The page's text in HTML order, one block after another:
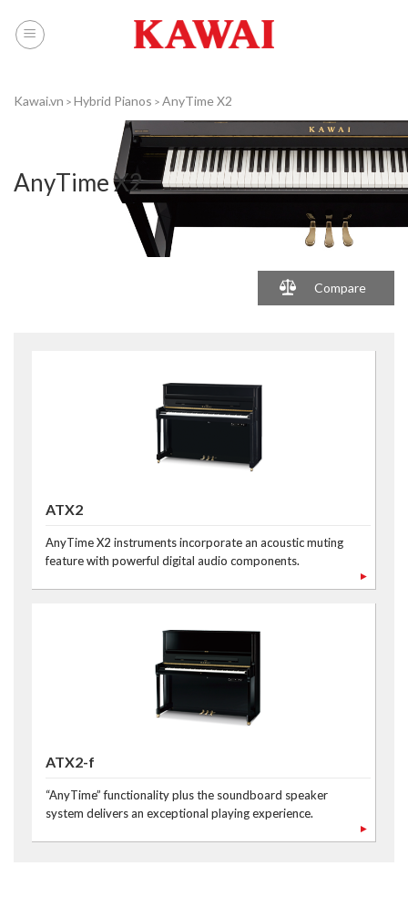
Kawai.vn > Hybrid Pianos > AnyTime X2
AnyTime X2
Compare
ATX2
AnyTime X2 instruments incorporate an acoustic muting
feature with powerful digital audio components.
ATX2-f
“AnyTime” functionality plus the soundboard speaker
system delivers an exceptional playing experience.